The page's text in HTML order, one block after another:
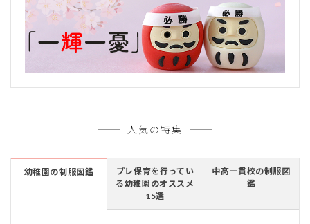
人気の特集
幼稚園の制服図鑑
プレ保育を行ってい
る幼稚園のオススメ
15選
中高一貫校の制服図
鑑